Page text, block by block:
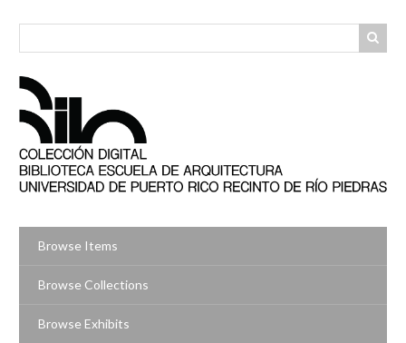
Browse Items
Browse Collections
Browse Exhibits